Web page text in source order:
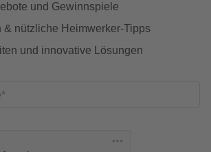
und Gewinnspiele
& nützliche Heimwerker-Tipps
und innovative Lösungen